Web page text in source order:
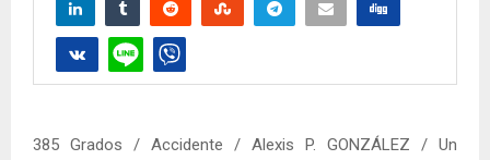
385 Grados / Accidente / Alexis P. GONZÁLEZ / Un